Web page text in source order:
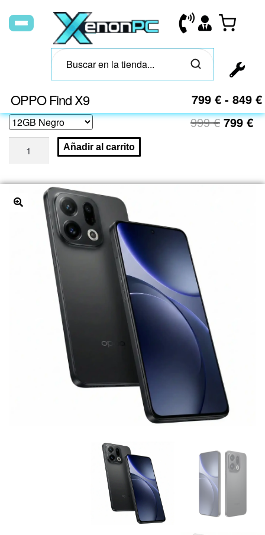
OPPO Find X9 799 € - 849 €
999€ 799€
Añadir al carrito